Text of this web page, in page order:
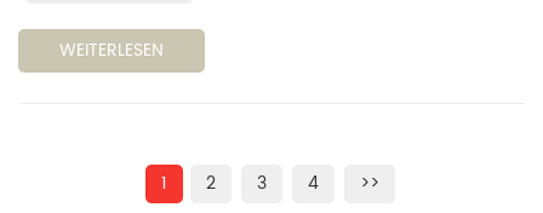
WEITERLESEN
1 2 3 4 >>